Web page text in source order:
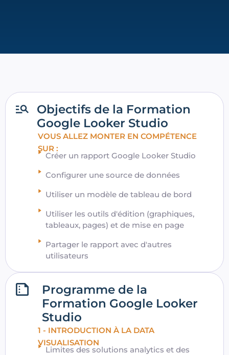
Objectifs de la Formation
Google Looker Studio​
VOUS ALLEZ MONTER EN COMPÉTENCE
SUR :
Créer un rapport Google Looker Studio
Configurer une source de données
Utiliser un modèle de tableau de bord
Utiliser les outils d'édition (graphiques,
tableaux, pages) et de mise en page
Partager le rapport avec d'autres
utilisateurs
Programme de la
Formation Google Looker
Studio
1 - INTRODUCTION À LA DATA
VISUALISATION
Limites des solutions analytics et des